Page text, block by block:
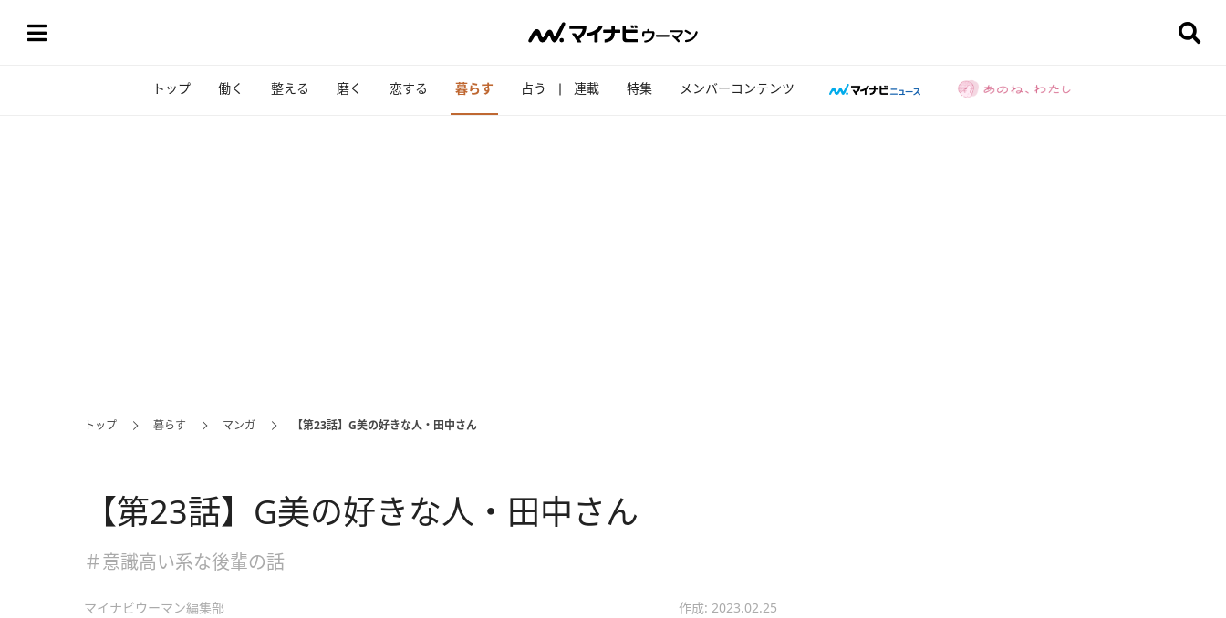
トップ 働く 整える 磨く 恋する 暮らす 占う 連載 特集 メンバーコンテンツ
トップ 暮らす マンガ 【第23話】G美の好きな人・田中さん
【第23話】G美の好きな人・田中さん
＃意識高い系な後輩の話
マイナビウーマン編集部 作成: 2023.02.25